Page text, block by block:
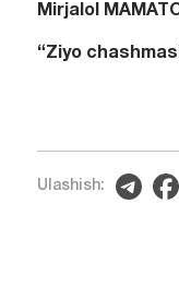
Mirjalol
“Ziyo
Ulashish: